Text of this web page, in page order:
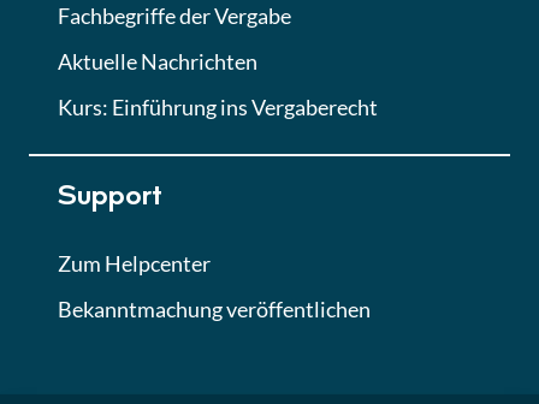
Fachbegriffe der Vergabe
Aktuelle Nachrichten
Kurs: Einführung ins Vergaberecht
Support
Zum Helpcenter
Bekanntmachung veröffentlichen